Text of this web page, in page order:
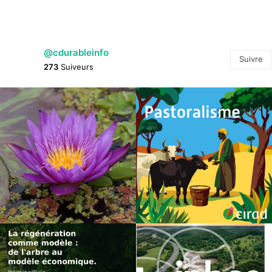
@cdurableinfo
273 Suiveurs
Suivre